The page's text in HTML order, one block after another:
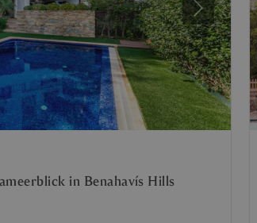
Weiter
in Benahavís Hills